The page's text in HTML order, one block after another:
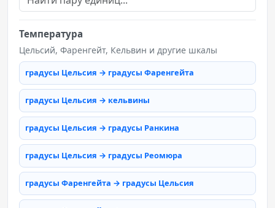
Температура
Цельсий, Фаренгейт, Кельвин и другие шкалы
градусы Цельсия → градусы Фаренгейта
градусы Цельсия → кельвины
градусы Цельсия → градусы Ранкина
градусы Цельсия → градусы Реомюра
градусы Фаренгейта → градусы Цельсия